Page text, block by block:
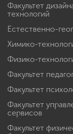
Факультет
технологий
Естественно-
Химико-
Физико-
Факультет
Факультет
Факультет
сервисов
Факультет